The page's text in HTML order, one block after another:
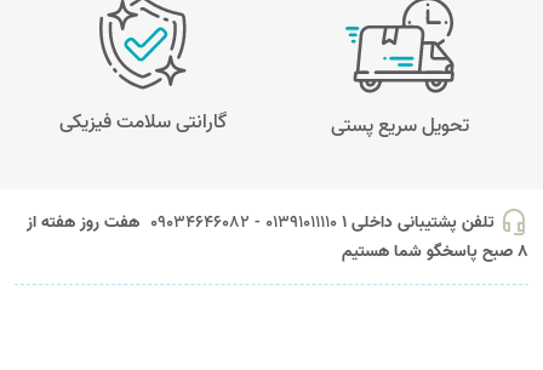
تحویل سریع پستی گارانتی سلامت فیزیکی
headset_mic تلفن پشتیبانی داخلی 1 01391011110 - 09034646082
هفت روز هفته از
8 صبح پاسخگو شما هستیم